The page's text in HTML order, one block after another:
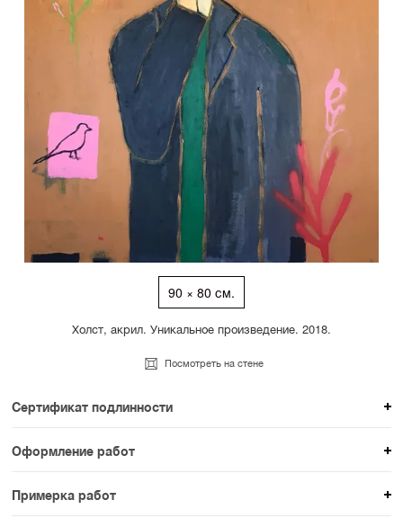
90 × 80 см.
Холст, акрил. Уникальное произведение. 2018.
Посмотреть на стене
Сертификат подлинности
К каждому авторскому произведению мы
прикладываем сертификат подлинности. Для товаров
раздела SAMPLE СЕРИЯ сертификаты не
Оформление работ
При покупке произведения вы можете выбрать и
оплатить вариант оформления. На сайте доступен
Примерка работ